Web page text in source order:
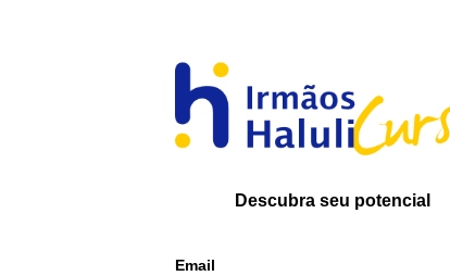
Descubra seu potencial
Email